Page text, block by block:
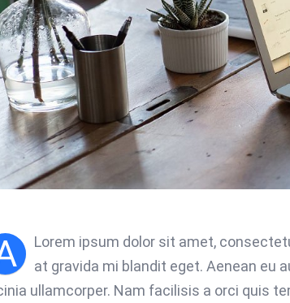
Lorem ipsum dolor sit amet,
at gravida mi blandit eget. Aenean eu
ullamcorper. Nam facilisis a orci quis